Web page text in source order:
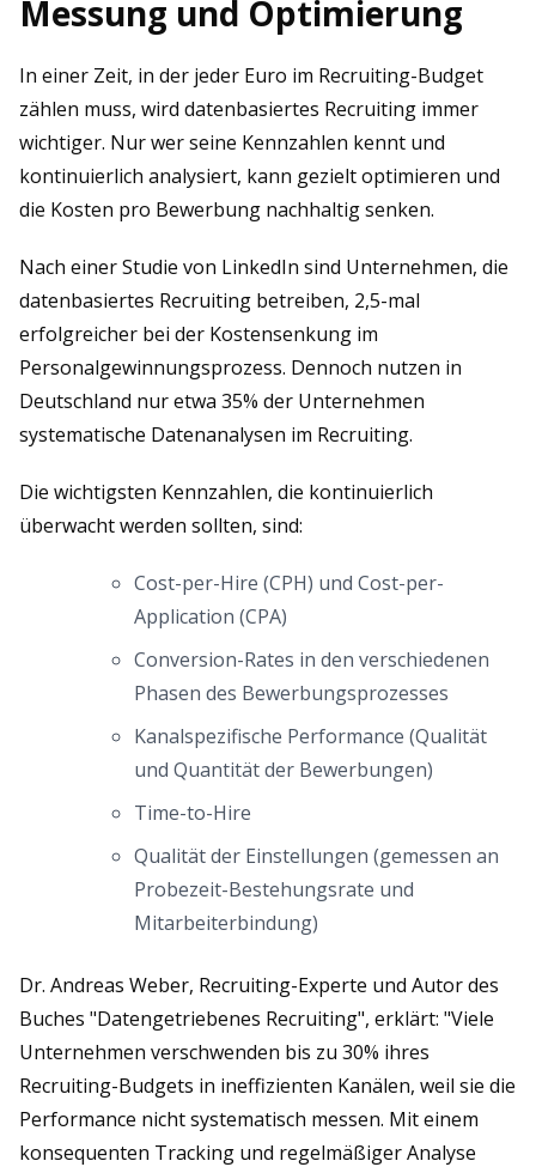
Messung und Optimierung
In einer Zeit, in der jeder Euro im Recruiting-Budget
zählen muss, wird datenbasiertes Recruiting immer
wichtiger. Nur wer seine Kennzahlen kennt und
kontinuierlich analysiert, kann gezielt optimieren und
die Kosten pro Bewerbung nachhaltig senken.
Nach einer Studie von LinkedIn sind Unternehmen, die
datenbasiertes Recruiting betreiben, 2,5-mal
erfolgreicher bei der Kostensenkung im
Personalgewinnungsprozess. Dennoch nutzen in
Deutschland nur etwa 35% der Unternehmen
systematische Datenanalysen im Recruiting.
Die wichtigsten Kennzahlen, die kontinuierlich
überwacht werden sollten, sind:
Cost-per-Hire (CPH) und Cost-per-
Application (CPA)
Conversion-Rates in den verschiedenen
Phasen des Bewerbungsprozesses
Kanalspezifische Performance (Qualität
und Quantität der Bewerbungen)
Time-to-Hire
Qualität der Einstellungen (gemessen an
Probezeit-Bestehungsrate und
Mitarbeiterbindung)
Dr. Andreas Weber, Recruiting-Experte und Autor des
Buches "Datengetriebenes Recruiting", erklärt: "Viele
Unternehmen verschwenden bis zu 30% ihres
Recruiting-Budgets in ineffizienten Kanälen, weil sie die
Performance nicht systematisch messen. Mit einem
konsequenten Tracking und regelmäßiger Analyse